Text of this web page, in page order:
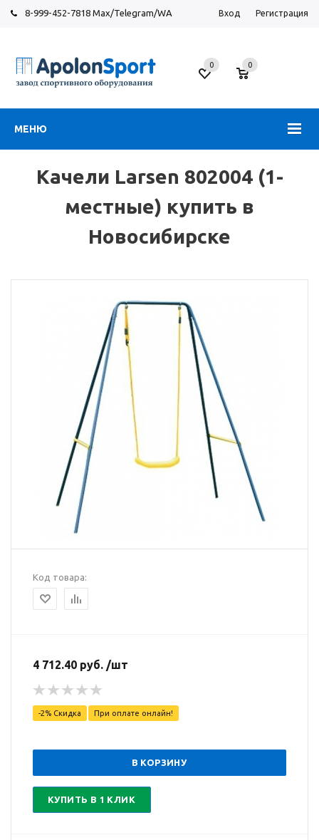
8-999-452-7818 Max/Telegram/WA Вход Регистрация
МЕНЮ
Новосибирск
ул.
0
0
Качели Larsen 802004 (1-
местные) купить в
Новосибирске
Код товара:
4 712.40 руб. /шт
-2% Скидка При оплате онлайн!
В КОРЗИНУ
КУПИТЬ В 1 КЛИК